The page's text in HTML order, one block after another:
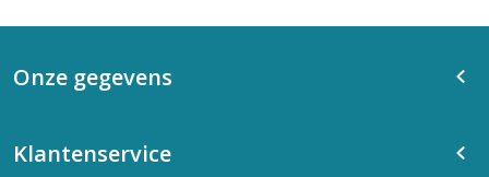
Onze gegevens
Klantenservice